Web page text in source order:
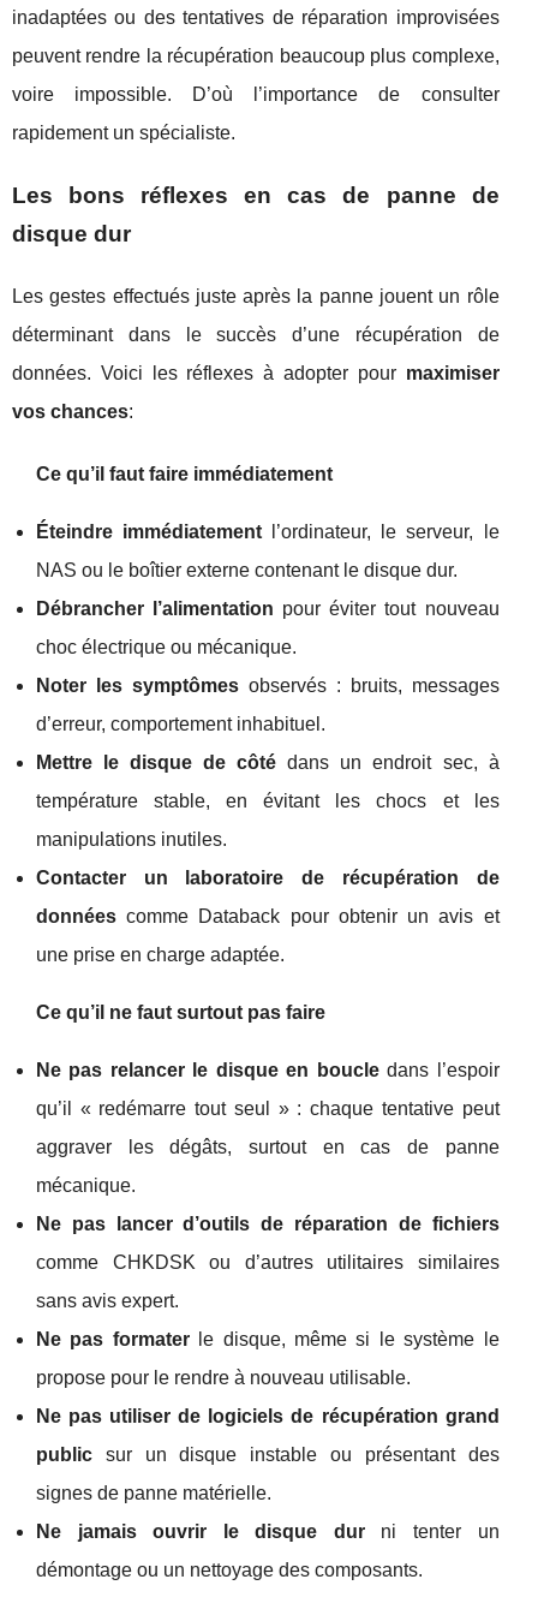
inadaptées ou des tentatives de réparation improvisées
peuvent rendre la récupération beaucoup plus complexe,
voire impossible. D’où l’importance de consulter
rapidement un spécialiste.
Les bons réflexes en cas de panne de
disque dur
Les gestes effectués juste après la panne jouent un rôle
déterminant dans le succès d’une récupération de
données. Voici les réflexes à adopter pour maximiser
vos chances:
Ce qu’il faut faire immédiatement
Éteindre immédiatement l’ordinateur, le serveur, le
NAS ou le boîtier externe contenant le disque dur.
Débrancher l’alimentation pour éviter tout nouveau
choc électrique ou mécanique.
Noter les symptômesobservés : bruits, messages
d’erreur, comportement inhabituel.
Mettre le disque de côté dans un endroit sec, à
température stable, en évitant les chocs et les
manipulations inutiles.
Contacter un laboratoire de récupération de
données comme Databack pour obtenir un avis et
une prise en charge adaptée.
Ce qu’il ne faut surtout pas faire
Ne pas relancer le disque en boucledans l’espoir
qu’il « redémarre tout seul » : chaque tentative peut
aggraver les dégâts, surtout en cas de panne
mécanique.
Ne pas lancer d’outils de réparation de fichiers
comme CHKDSK ou d’autres utilitaires similaires
sans avis expert.
Ne pas formaterle disque, même si le système le
propose pour le rendre à nouveau utilisable.
Ne pas utiliser de logiciels de récupération grand
public sur un disque instable ou présentant des
signes de panne matérielle.
Ne jamais ouvrir le disque durni tenter un
démontage ou un nettoyage des composants.